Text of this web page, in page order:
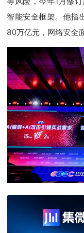
智能安全框架。他指
80万亿元，网络安全